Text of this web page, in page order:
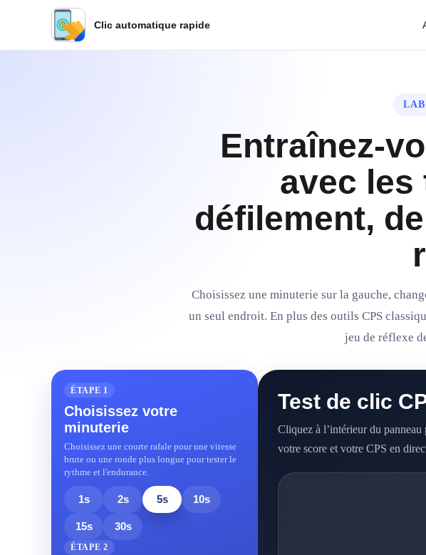
Clic automatique rapide
Entraînez-
avec les
défilement,
Choisissez une minuterie sur la gauche,
un seul endroit. En plus des outils CPS
jeu de réflexe
ÉTAPE 1
Choisissez votre
minuterie
Choisissez une courte rafale pour une vitesse
brute ou une ronde plus longue pour tester le
rythme et l'endurance.
1s 2s 5s 10s
15s 30s
ÉTAPE 2
Test de clic
Cliquez à l’intérieur du
votre score et votre CPS en